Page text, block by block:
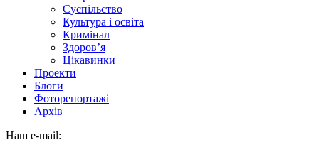
Суспільство
Культура і освіта
Кримінал
Здоров’я
Цікавинки
Проекти
Блоги
Фоторепортажі
Архів
Наш e-mail: